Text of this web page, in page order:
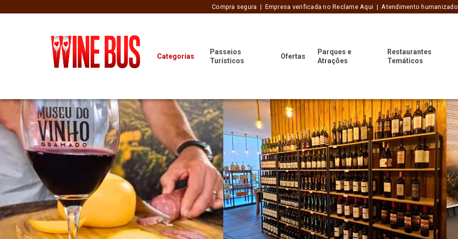
Compra segura | Empresa verificada no Reclame Aqui | Atendimento humanizado
Categorias
Passeios
Turísticos
Ofertas
Parques e
Atrações
Restaurantes
Temáticos